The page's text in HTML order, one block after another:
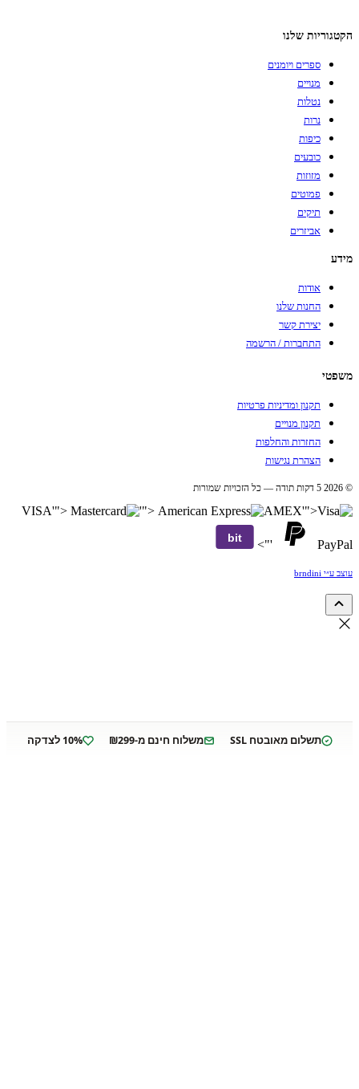
הקטגוריות שלנו
ספרים ויומנים
מנויים
נטלות
נרות
כיפות
כובעים
מזוזות
פמוטים
תיקים
אביזרים
מידע
אודות
החנות שלנו
יצירת קשר
התחברות / הרשמה
משפטי
תקנון ומדיניות פרטיות
תקנון מנויים
החזרות והחלפות
הצהרת נגישות
© 2026 5 דקות תודה — כל הזכויות שמורות
VISA'"> '"> AMEX'">
PayPal
'">
bit
עוצב ע״י brndini
תשלום מאובטח SSL משלוח חינם מ-₪299 10% לצדקה